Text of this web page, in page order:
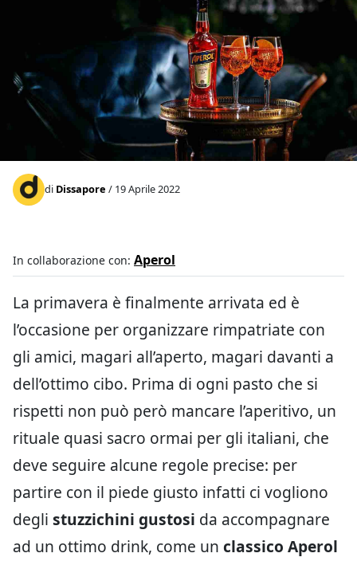
di Dissapore / 19 Aprile 2022
In collaborazione con: Aperol
La primavera è finalmente arrivata ed è
l’occasione per organizzare rimpatriate con
gli amici, magari all’aperto, magari davanti a
dell’ottimo cibo. Prima di ogni pasto che si
rispetti non può però mancare l’aperitivo, un
rituale quasi sacro ormai per gli italiani, che
deve seguire alcune regole precise: per
partire con il piede giusto infatti ci vogliono
degli stuzzichini gustosi da accompagnare
ad un ottimo drink, come un classico Aperol